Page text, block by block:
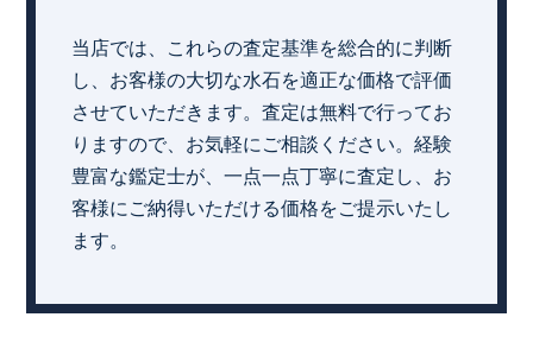
当店では、これらの査定基準を総合的に判断
し、お客様の大切な水石を適正な価格で評価
させていただきます。査定は無料で行ってお
りますので、お気軽にご相談ください。経験
豊富な鑑定士が、一点一点丁寧に査定し、お
客様にご納得いただける価格をご提示いたし
ます。